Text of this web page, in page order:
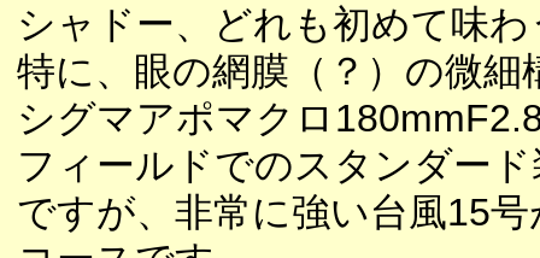
シャドー、どれも初めて味
特に、眼の網膜（？）の微
シグマアポマクロ
フィールドでのスタンダー
ですが、非常に強い台風15